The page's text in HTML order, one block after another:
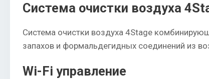
Система очистки воздуха
Система очистки воздуха 4Stage
запахов и формальдегидных соединений из
Wi-Fi управление